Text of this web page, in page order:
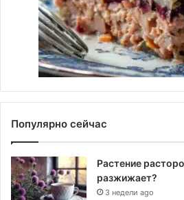
Популярно сейчас
Растение
разжижает?
3 недели ago